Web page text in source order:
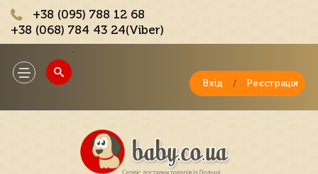
+38 (095) 788 12 68
+38 (068) 784 43 24(Viber)
Toggle
navigation
Вхід / Реєстрація